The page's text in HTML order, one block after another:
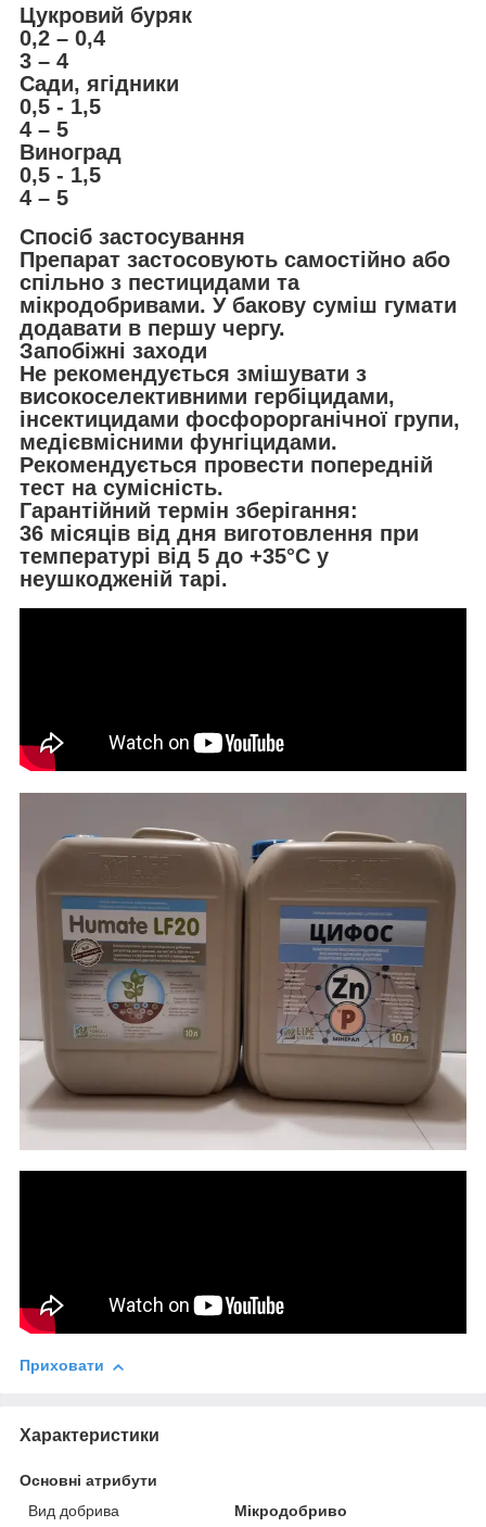
Цукровий буряк
0,2 – 0,4
3 – 4
Сади, ягідники
0,5 - 1,5
4 – 5
Виноград
0,5 - 1,5
4 – 5
Спосіб застосування
Препарат застосовують самостійно або
спільно з пестицидами та
мікродобривами. У бакову суміш гумати
додавати в першу чергу.
Запобіжні заходи
Не рекомендується змішувати з
високоселективними гербіцидами,
інсектицидами фосфорорганічної групи,
медієвмісними фунгіцидами.
Рекомендується провести попередній
тест на сумісність.
Гарантійний термін зберігання:
36 місяців від дня виготовлення при
температурі від 5 до +35°С у
неушкодженій тарі.
Приховати
Характеристики
Основні атрибути
Вид добрива
Мікродобриво